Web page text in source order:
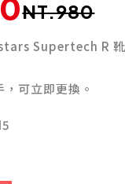
NT.980
Supertech R
可立即更換。